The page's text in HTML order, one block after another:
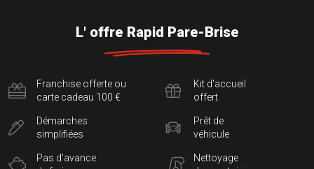
L' offre Rapid Pare-Brise
Franchise offerte ou
carte cadeau 100 €
Démarches
simplifiées
Pas d'avance
Kit d'accueil
offert
Prêt de
véhicule
Nettoyage